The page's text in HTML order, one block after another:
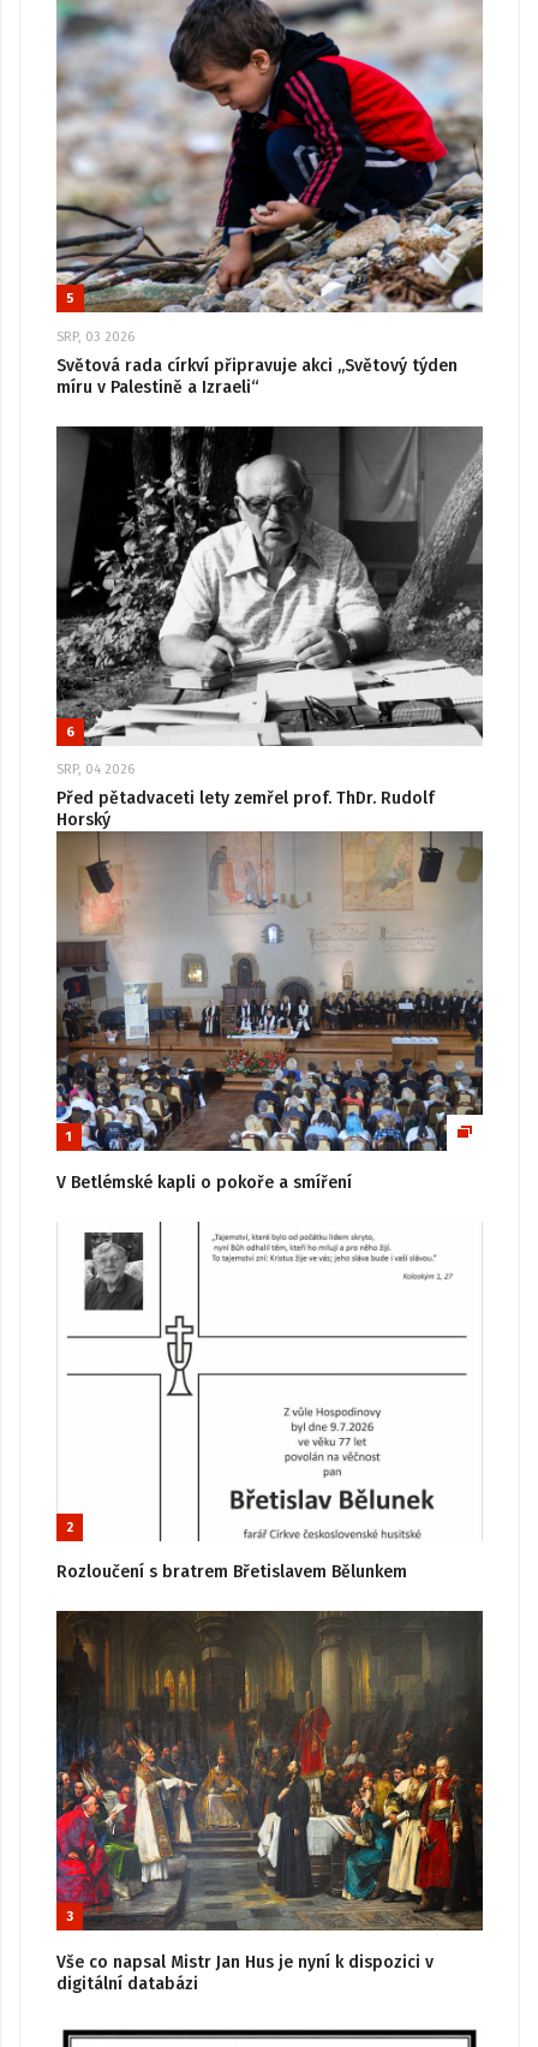
5
SRP, 03 2026
Světová rada církví připravuje akci „Světový týden
míru v Palestině a Izraeli“
6
SRP, 04 2026
Před pětadvaceti lety zemřel prof. ThDr. Rudolf
Horský
1
V Betlémské kapli o pokoře a smíření
2
Rozloučení s bratrem Břetislavem Bělunkem
3
Vše co napsal Mistr Jan Hus je nyní k dispozici v
digitální databázi